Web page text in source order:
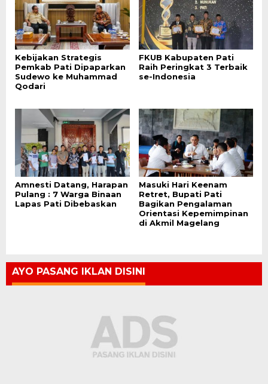
Kebijakan Strategis
Pemkab Pati Dipaparkan
Sudewo ke Muhammad
Qodari
FKUB Kabupaten Pati
Raih Peringkat 3 Terbaik
se-Indonesia
Amnesti Datang, Harapan
Pulang : 7 Warga Binaan
Lapas Pati Dibebaskan
Masuki Hari Keenam
Retret, Bupati Pati
Bagikan Pengalaman
Orientasi Kepemimpinan
di Akmil Magelang
AYO PASANG IKLAN DISINI